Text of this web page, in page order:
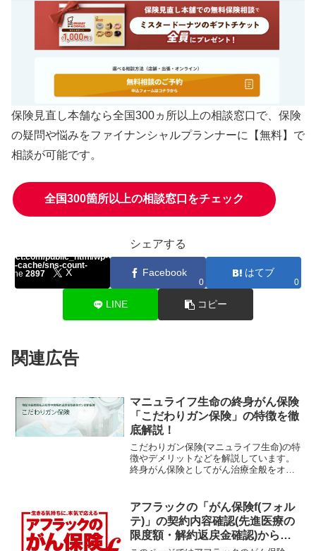
保険見直し本舗なら全国300ヵ所以上の相談窓口で、保険
の疑問や悩みをファイナンシャルプランナーに
【無料】で
相談が可能です。
全国300箇所以上の相談窓口をチェック
シェアする
X
public_html/wp-
cache/sns-count-
line2897
Facebook
0
はてブ
0
LINE コピー
関連広告
マニュライフ生命の終身がん保険
「こだわりガン保険」の特徴を徹
底解説！
こだわりガン保険(マニュライフ生命)の特
徴やデメリットなどを解説しています。
終身がん保険としてがん治療全般をオー
ポイントがあります。
アフラックの「がん保険f(フォル
テ)」の契約内容確認(先進医療の
限度額・解約返戻金確認)から見